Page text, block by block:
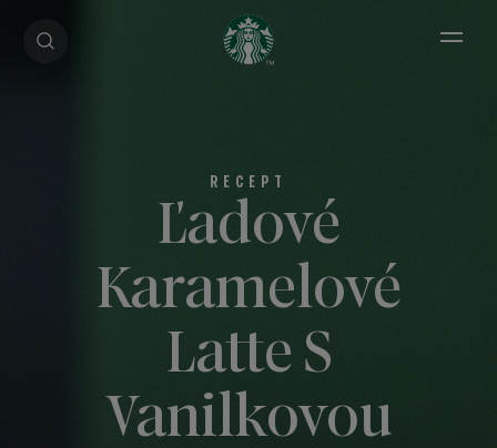
Open
Ľadové
Karamelové
Latte S
Vanilkovou